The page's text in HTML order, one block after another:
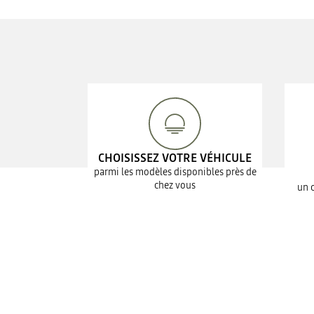
CHOISISSEZ VOTRE VÉHICULE
parmi les modèles disponibles près de
chez vous
un